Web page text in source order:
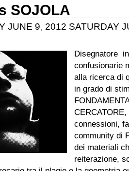
SOJOLA
JUNE 9, 2012 SATURDAY
Disegnatore
confusionarie
alla ricerca di
in grado di
connessioni,
community di
dei materiali
reiterazione,